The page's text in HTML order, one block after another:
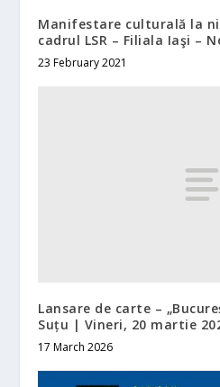
Manifestare culturală la
cadrul LSR – Filiala Iaşi –
23 February 2021
Lansare de carte –
Suțu | Vineri, 20 martie
17 March 2026